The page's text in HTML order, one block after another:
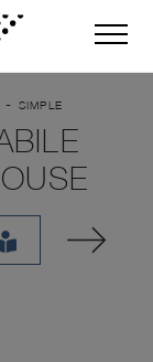
- SIMPLE